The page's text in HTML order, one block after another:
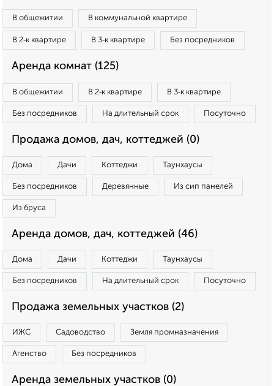
В общежитии В коммунальной квартире
В 2‑к квартире В 3‑к квартире Без посредников
Аренда комнат (125)
В общежитии В 2‑к квартире В 3‑к квартире
Без посредников На длительный срок Посуточно
Продажа домов, дач, коттеджей (0)
Дома Дачи Коттеджи Таунхаусы
Без посредников Деревянные Из сип панелей
Из бруса
Аренда домов, дач, коттеджей (46)
Дома Дачи Коттеджи Таунхаусы
Без посредников На длительный срок Посуточно
Продажа земельных участков (2)
ИЖС Садоводство Земля промназначения
Агенство Без посредников
Аренда земельных участков (0)